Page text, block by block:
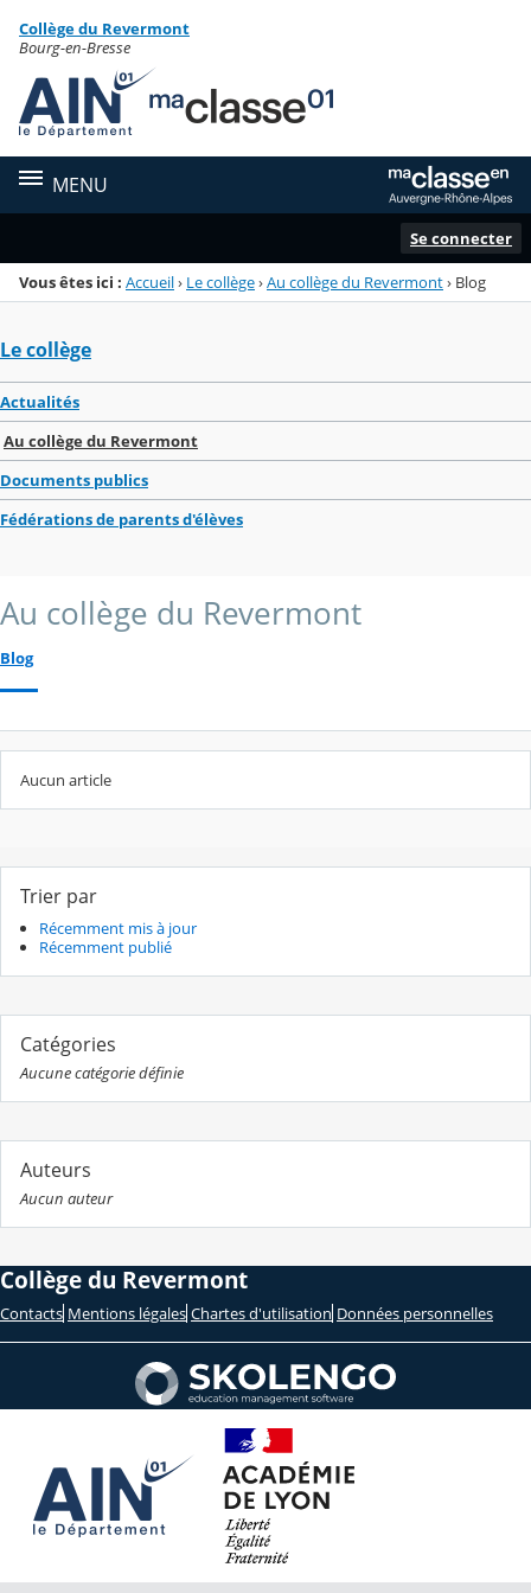
Menu de la rubrique
Contenu
Collège du Revermont
Bourg-en-Bresse
MENU
Se connecter
Vous êtes ici : Accueil› Le collège›Au collège du Revermont› Blog
Le collège
Actualités
Au collège du Revermont
Documents publics
Fédérations de parents d'élèves
Au collège du Revermont
Blog
Aucun article
Trier par
Récemment mis à jour
Récemment publié
Catégories
Aucune catégorie définie
Auteurs
Aucun auteur
Collège du Revermont
Contacts Mentions légales Chartes d'utilisation Données personnelles